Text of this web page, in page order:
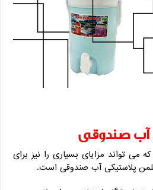
صندوقی
می تواند مزایای بسیاری را نیز برای
پلاستیکی آب صندوقی است.